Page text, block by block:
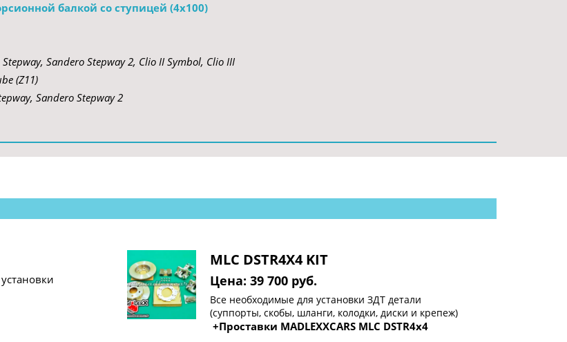
балкой со ступицей (4х100)
Sandero Stepway 2, Clio II Symbol, Clio III
(Z11)
Sandero Stepway 2
MLC DSTR4X4 KIT
Цена: 39 700 руб.
Все необходимые для установки ЗДТ детали
(суппорты, скобы, шланги, колодки, диски и крепеж)
+Проставки MADLEXXCARS MLC DSTR4x4